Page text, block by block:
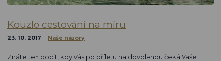
Kouzlo cestování na míru
23. 10. 2017 Naše názory
Znáte ten pocit, kdy Vás po příletu na dovolenou čeká Vaše